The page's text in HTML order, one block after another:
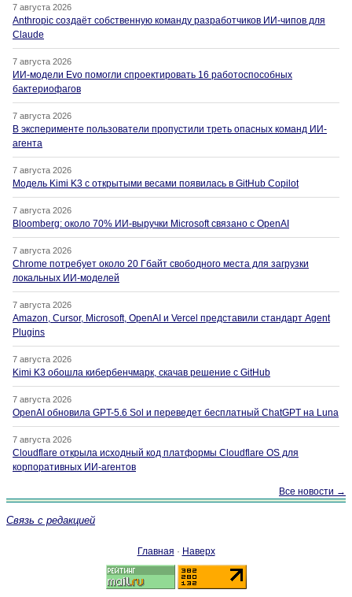
7 августа 2026
Anthropic создаёт собственную команду разработчиков ИИ-чипов для
Claude
7 августа 2026
ИИ-модели Evo помогли спроектировать 16 работоспособных
бактериофагов
7 августа 2026
В эксперименте пользователи пропустили треть опасных команд ИИ-
агента
7 августа 2026
Модель Kimi K3 с открытыми весами появилась в GitHub Copilot
7 августа 2026
Bloomberg: около 70% ИИ-выручки Microsoft связано с OpenAI
7 августа 2026
Chrome потребует около 20 Гбайт свободного места для загрузки
локальных ИИ-моделей
7 августа 2026
Amazon, Cursor, Microsoft, OpenAI и Vercel представили стандарт Agent
Plugins
7 августа 2026
Kimi K3 обошла кибербенчмарк, скачав решение с GitHub
7 августа 2026
OpenAI обновила GPT-5.6 Sol и переведет бесплатный ChatGPT на Luna
7 августа 2026
Cloudflare открыла исходный код платформы Cloudflare OS для
корпоративных ИИ-агентов
Все новости →
Связь с редакцией
Главная · Наверх